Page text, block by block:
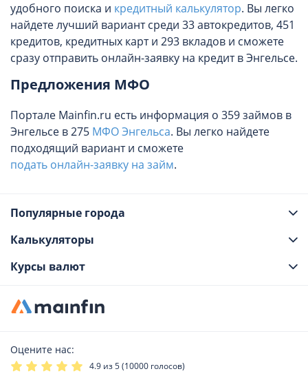
удобного поиска и кредитный калькулятор. Вы легко
найдете лучший вариант среди 33 автокредитов, 451
кредитов, кредитных карт и 293 вкладов и сможете
сразу отправить онлайн-заявку на кредит в Энгельсе.
Предложения МФО
Портале Mainfin.ru есть информация о 359 займов в
Энгельсе в 275 МФО Энгельса. Вы легко найдете
подходящий вариант и сможете
подать онлайн-заявку на займ.
Популярные города
Калькуляторы
Курсы валют
Оцените нас:
4.9 из 5 (10000 голосов)